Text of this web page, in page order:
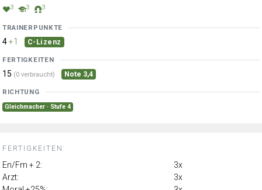
3 3 3
TRAINERPUNKTE
4+1 C-Lizenz
FERTIGKEITEN
15 (0 verbraucht) Note 3,4
RICHTUNG
Gleichmacher · Stufe 4
FERTIGKEITEN:
En/Fm + 2:
3x
Arzt:
3x